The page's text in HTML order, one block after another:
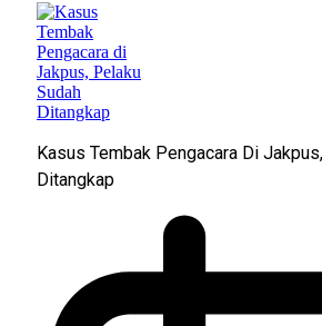
Kasus Tembak Pengacara Di
Ditangkap